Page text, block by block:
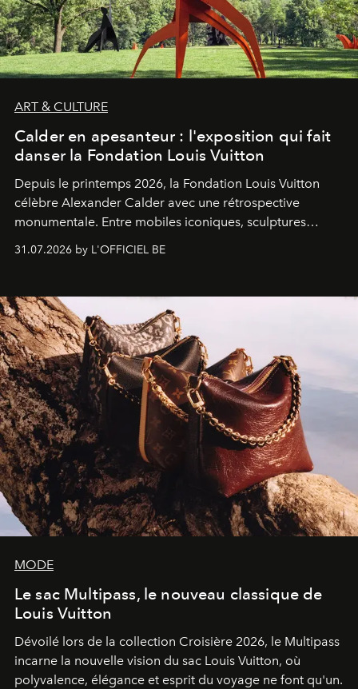
ART & CULTURE
Calder en apesanteur : l'exposition qui fait
danser la Fondation Louis Vuitton
Depuis le printemps 2026, la Fondation Louis Vuitton
célèbre Alexander Calder avec une rétrospective
monumentale. Entre mobiles iconiques, sculptures
monumentales et poésie du mouvement, l'artiste
américain investit les espaces imaginés par Frank Gehry
sculpture.
31.07.2026 by L'OFFICIEL BE
MODE
Le sac Multipass, le nouveau classique de
Louis Vuitton
Dévoilé lors de la collection Croisière 2026, le Multipass
incarne la nouvelle vision du sac Louis Vuitton, où
polyvalence, élégance et esprit du voyage ne font qu'un.